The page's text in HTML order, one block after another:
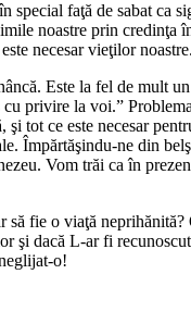
faţă de sabat
noastre prin
necesar vieţilor noastre.
Este la fel de
privire la voi.”
şi tot ce este necesar
Împărtăşindu-ne din
Vom trăi ca în
să fie o viaţă
şi dacă L-ar fi
o!